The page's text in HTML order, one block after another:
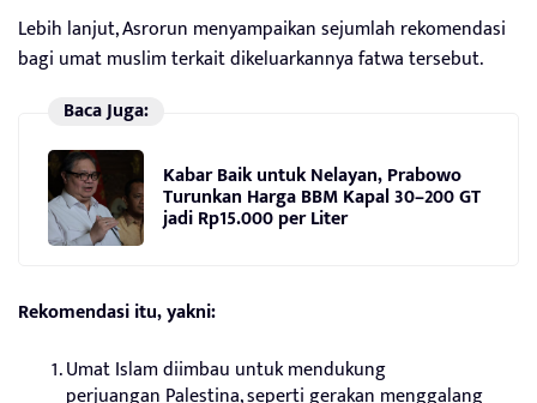
Lebih lanjut, Asrorun menyampaikan sejumlah rekomendasi
bagi umat muslim terkait dikeluarkannya fatwa tersebut.
Baca Juga:
Kabar Baik untuk Nelayan, Prabowo
Turunkan Harga BBM Kapal 30–200 GT
jadi Rp15.000 per Liter
Rekomendasi itu, yakni:
Umat Islam diimbau untuk mendukung
perjuangan Palestina, seperti gerakan menggalang